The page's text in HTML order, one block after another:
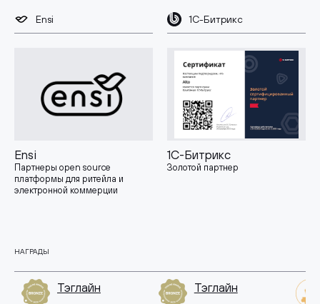
Ensi
Ensi
Партнеры open source
платформы для ритейла и
электронной коммерции
1С-Битрикс
1С-Битрикс
Золотой партнер
НАГРАДЫ
Тэглайн Тэглайн